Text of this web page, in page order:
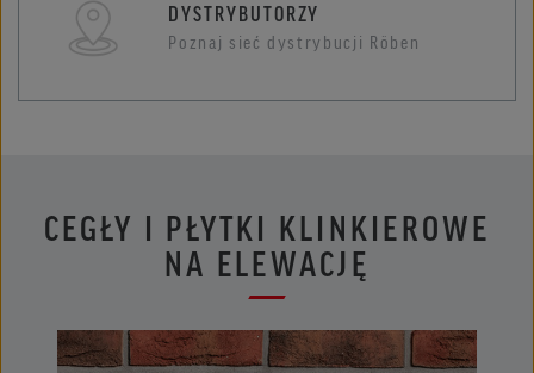
DYSTRYBUTORZY
Poznaj sieć dystrybucji Röben
CEGŁY I PŁYTKI KLINKIEROWE
NA ELEWACJĘ